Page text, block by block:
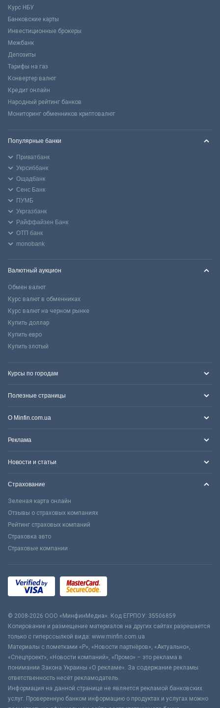
Курс НБУ
Банковские карты
Инвестиционные брокеры
Межбанк
Депозиты
Тарифы на газ
Конвертер валют
Кредит онлайн
Народный рейтинг банков
Мониторинг обменников криптовалют
Популярные банки
Приватбанк
Укрсиббанк
Ощадбанк
Сенс Банк
ПУМБ
Укргазбанк
Райффайзен Банк
ОТП банк
monobank
Валютный аукцион
Обмен валют
Курс валют в обменниках
Курс валют на черном рынке
Купить доллар
Купить евро
Купить злотый
Курсы по городам
Полезные страницы
О Minfin.com.ua
Реклама
Новости и статьи
Страхование
Зеленая карта онлайн
Отзывы о страховых компаниях
Рейтинг страховых компаний
Страховка авто
Страховые компании
© 2008-2026 ООО «МинфинМедиа». Код ЕГРПОУ: 35506859
Копирование и размещение материалов на других сайтах разрешается
только с гиперссылкой вида: www.minfin.com.ua
Материалы с пометками «Р», «Новости партнёров», «Актуально»,
«Спецпроект», «Новости компаний», «Промо» – это реклама в
понимании Закона Украины «О рекламе». За содержание рекламы
ответственность несёт рекламодатель.
Информация на данной странице не является рекламой банковских
услуг. Проверенную банком информацию о продуктах и услугах можно